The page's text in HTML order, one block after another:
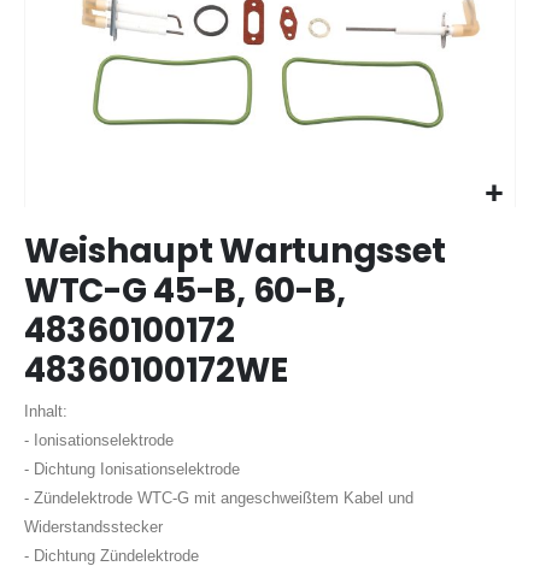
Anfang
Bildergalerie
springen
Weishaupt Wartungsset
WTC-G 45-B, 60-B,
48360100172
48360100172WE
Inhalt:
- Ionisationselektrode
- Dichtung Ionisationselektrode
- Zündelektrode WTC-G mit angeschweißtem Kabel und
Widerstandsstecker
- Dichtung Zündelektrode